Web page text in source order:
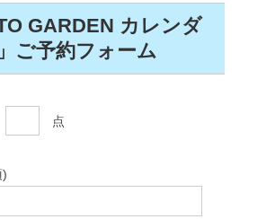
GARDEN カレンダ
ご予約フォーム
点
)